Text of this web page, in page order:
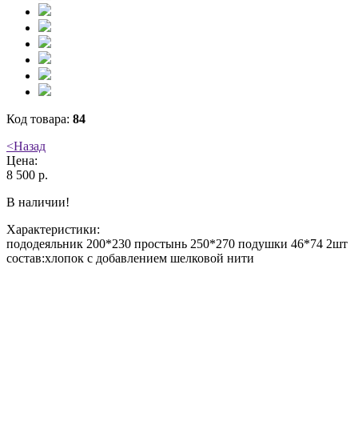
Код товара: 84
<Назад
Цена:
8 500 р.
В наличии!
Характеристики:
пододеяльник 200*230 простынь 250*270 подушки 46*74 2шт
состав:хлопок с добавлением шелковой нити